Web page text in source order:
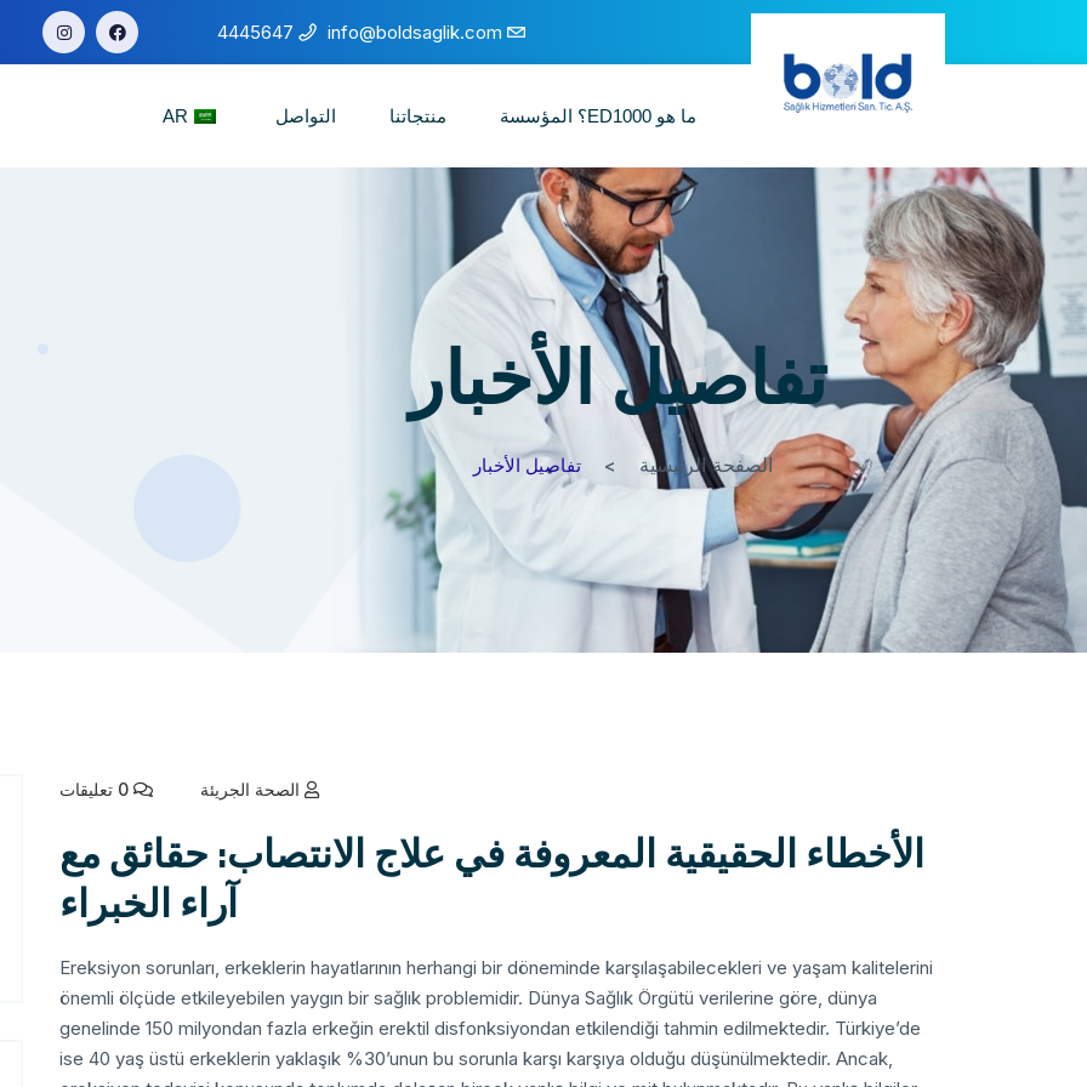
info@boldsaglik.com
4445647
ما هو ED1000؟ المؤسسة منتجاتنا التواصل AR
تفاصيل الأخبار
الصفحة الرئيسية تفاصيل الأخبار
الصحة الجريئة
الأخطاء الحقيقية المعروفة في علاج الانتصاب: حقائق مع
آراء الخبراء
Ereksiyon sorunları, erkeklerin hayatlarının herhangi bir döneminde karşılaşabilecekleri ve yaşam kalitelerini
önemli ölçüde etkileyebilen yaygın bir sağlık problemidir. Dünya Sağlık Örgütü verilerine göre, dünya
genelinde 150 milyondan fazla erkeğin erektil disfonksiyondan etkilendiği tahmin edilmektedir. Türkiye’de
ise 40 yaş üstü erkeklerin yaklaşık %30’unun bu sorunla karşı karşıya olduğu düşünülmektedir. Ancak,